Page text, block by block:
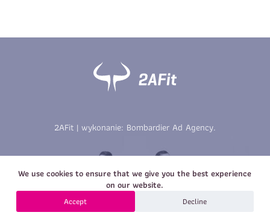
We use cookies to ensure that we give you the best experience
on our website.
Accept Decline
2AFit | wykonanie: Bombardier Ad Agency.